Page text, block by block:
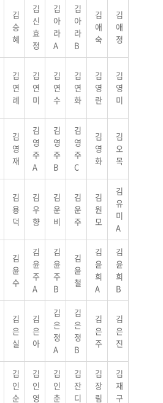
김
승
혜
김
신
효
정
김
아
라
A
김
아
라
B
김
애
숙
김
애
정
김
연
례
김
연
미
김
연
수
김
연
화
김
영
란
김
영
미
김
영
재
김
영
주
A
김
영
주
B
김
영
주
C
김
영
화
김
오
목
김
용
덕
김
우
향
김
운
비
김
운
주
김
원
모
김
유
미
A
김
윤
수
김
윤
주
A
김
윤
주
B
김
윤
철
김
윤
희
A
김
윤
희
B
김
은
실
김
은
아
김
은
정
A
김
은
정
B
김
은
주
김
은
진
김
인
순
김
인
영
김
인
춘
김
잔
디
김
장
림
김
재
구